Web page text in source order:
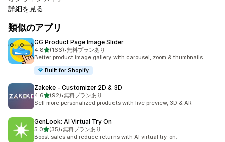
詳細を見る
類似のアプリ
GG Product Page Image Slider
4.85つ星中
(166)
合計レビュー数：166件
•無料プランあり
Better product image gallery with carousel, zoom & thumbnails.
Built for Shopify
Zakeke ‑ Customizer 2D & 3D
4.65つ星中
(92)
合計レビュー数：92件
•無料プランあり
Sell more personalized products with live preview, 3D & AR
GenLook: AI Virtual Try On
5.05つ星中
(35)
合計レビュー数：35件
•無料プランあり
Boost sales and reduce returns with AI virtual try-on.